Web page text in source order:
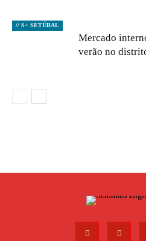
// S+ SETÚBAL
Mercado
verão no